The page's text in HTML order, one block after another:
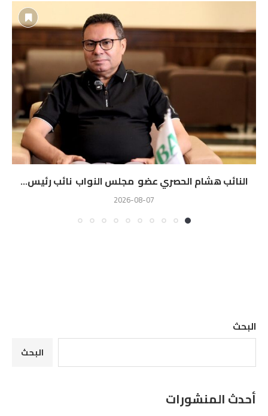
النائب هشام الحصري عضو مجلس النواب نائب رئيس...
2026-08-07
البحث
البحث
أحدث المنشورات